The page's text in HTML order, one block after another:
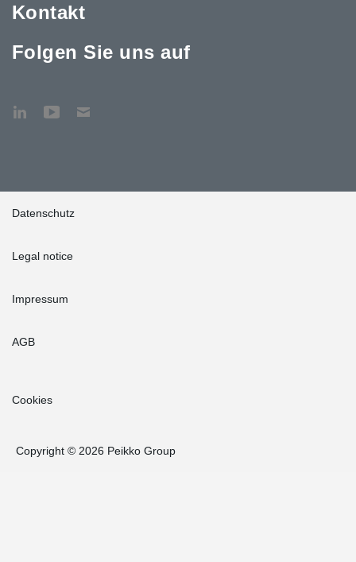
Kontakt
Folgen Sie uns auf
Datenschutz
Legal notice
Impressum
AGB
Cookies
Copyright © 2026 Peikko Group